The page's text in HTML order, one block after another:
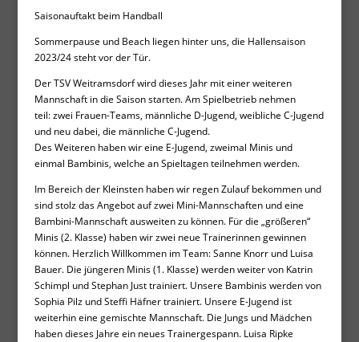
Saisonauftakt beim Handball
Sommerpause und Beach liegen hinter uns, die Hallensaison
2023/24 steht vor der Tür.
Der TSV Weitramsdorf wird dieses Jahr mit einer weiteren
Mannschaft in die Saison starten. Am Spielbetrieb nehmen
teil: zwei Frauen-Teams, männliche D-Jugend, weibliche C-Jugend
und neu dabei, die männliche C-Jugend.
Des Weiteren haben wir eine E-Jugend, zweimal Minis und
einmal Bambinis, welche an Spieltagen teilnehmen werden.
Im Bereich der Kleinsten haben wir regen Zulauf bekommen und
sind stolz das Angebot auf zwei Mini-Mannschaften und eine
Bambini-Mannschaft ausweiten zu können. Für die „größeren“
Minis (2. Klasse) haben wir zwei neue Trainerinnen gewinnen
können. Herzlich Willkommen im Team: Sanne Knorr und Luisa
Bauer. Die jüngeren Minis (1. Klasse) werden weiter von Katrin
Schimpl und Stephan Just trainiert. Unsere Bambinis werden von
Sophia Pilz und Steffi Häfner trainiert. Unsere E-Jugend ist
weiterhin eine gemischte Mannschaft. Die Jungs und Mädchen
haben dieses Jahre ein neues Trainergespann. Luisa Ripke